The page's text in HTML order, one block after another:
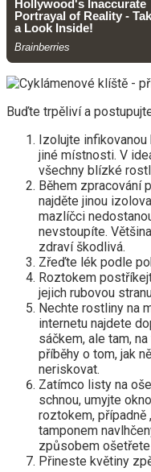
Buďte trpěliví a
Izolujte
jiné místnosti. V
všechny blízké
Během zpracování
najděte jinou
mazlíčci
nevstoupíte.
zdraví škodlivá.
Zřeďte lék podle
Roztokem
jejich rubovou
Nechte rostliny na
internetu najdete
sáčkem, ale tam,
příběhy o tom, jak
neriskovat.
Zatímco listy na
schnou, umyjte
roztokem, případně
tamponem
způsobem
Přineste květiny